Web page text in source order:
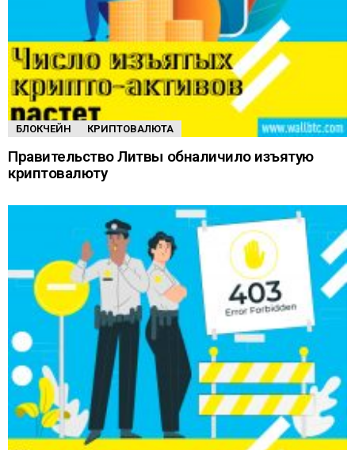
БЛОКЧЕЙН КРИПТОВАЛЮТА
Правительство Литвы обналичило изъятую
криптовалюту